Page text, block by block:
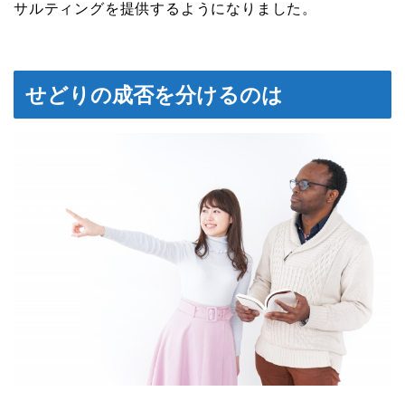
サルティングを提供するようになりました。
せどりの成否を分けるのは